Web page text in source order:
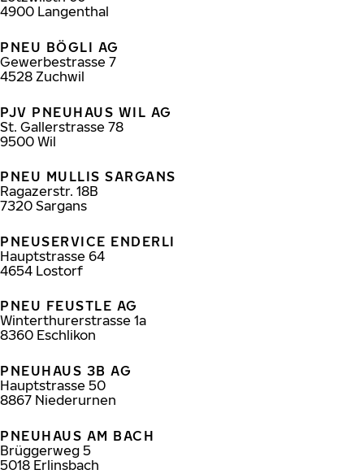
4900 Langenthal
PNEU BÖGLI AG
Gewerbestrasse 7
4528 Zuchwil
PJV PNEUHAUS WIL AG
St. Gallerstrasse 78
9500 Wil
PNEU MULLIS SARGANS
Ragazerstr. 18B
7320 Sargans
PNEUSERVICE ENDERLI
Hauptstrasse 64
4654 Lostorf
PNEU FEUSTLE AG
Winterthurerstrasse 1a
8360 Eschlikon
PNEUHAUS 3B AG
Hauptstrasse 50
8867 Niederurnen
PNEUHAUS AM BACH
Brüggerweg 5
5018 Erlinsbach